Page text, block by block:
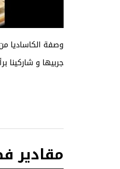
وصفة الكاساديا
جربيها و شاركينا
مقادير